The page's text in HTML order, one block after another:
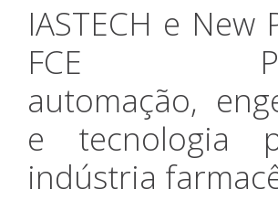
IASTECH e New
FCE
automação,
e tecnologia
indústria